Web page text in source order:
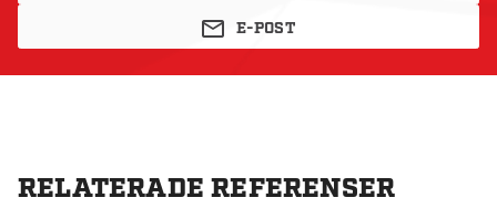
E-POST
RELATERADE REFERENSER